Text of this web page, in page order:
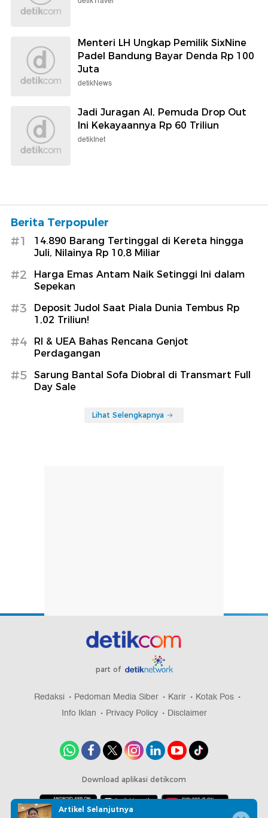
Menteri LH Ungkap Pemilik SixNine
Padel Bandung Bayar Denda Rp 100
Juta
detikNews
Jadi Juragan AI, Pemuda Drop Out
Ini Kekayaannya Rp 60 Triliun
detikInet
Berita Terpopuler
#1
14.890 Barang Tertinggal di Kereta hingga
Juli, Nilainya Rp 10,8 Miliar
#2
Harga Emas Antam Naik Setinggi Ini dalam
Sepekan
#3
Deposit Judol Saat Piala Dunia Tembus Rp
1,02 Triliun!
#4
RI & UEA Bahas Rencana Genjot
Perdagangan
#5
Sarung Bantal Sofa Diobral di Transmart Full
Day Sale
Lihat Selengkapnya
part of
Redaksi Pedoman Media Siber Karir
Kotak Pos
Info Iklan
Privacy Policy Disclaimer
Download aplikasi detikcom
Artikel Selanjutnya